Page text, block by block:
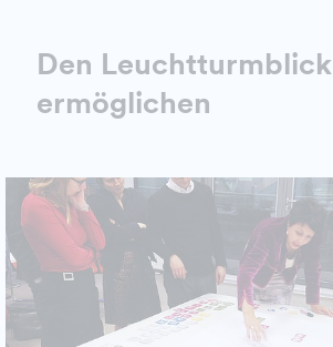
Den Leuchtturmblick
ermöglichen